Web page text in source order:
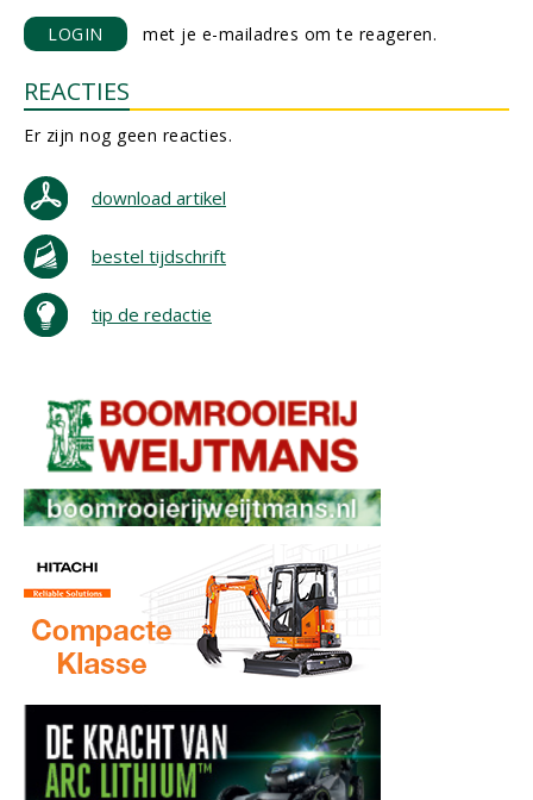
LOGIN met je e-mailadres om te reageren.
REACTIES
Er zijn nog geen reacties.
download artikel
bestel tijdschrift
tip de redactie